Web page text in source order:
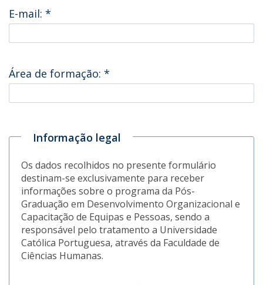
E-mail: *
Área de formação: *
Informação legal
Os dados recolhidos no presente formulário
destinam-se exclusivamente para receber
informações sobre o programa da Pós-
Graduação em Desenvolvimento Organizacional e
Capacitação de Equipas e Pessoas, sendo a
responsável pelo tratamento a Universidade
Católica Portuguesa, através da Faculdade de
Ciências Humanas.